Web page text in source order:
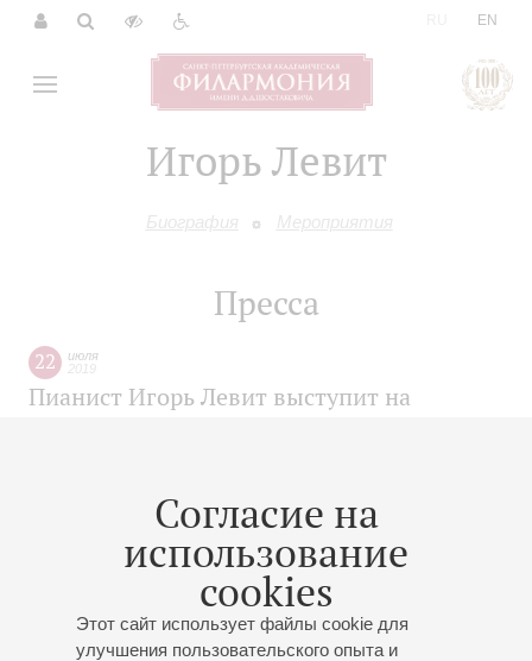
EN
Игорь Левит
Биография Мероприятия
Согласие на
использование
cookies
Этот сайт использует файлы cookie для
улучшения пользовательского опыта и
Пресса
22
июля
2019
Пианист Игорь Левит выступит на
В Санкт-Петербурге завершился
фестиваль «Музыкальная коллекция»